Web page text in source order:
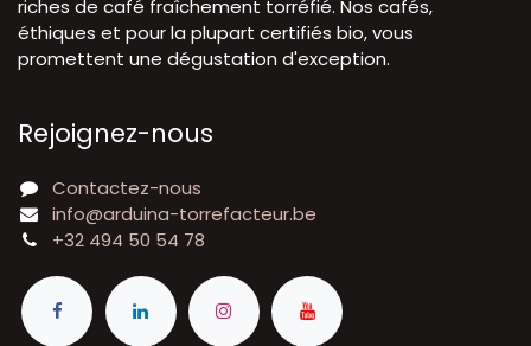
riches de café fraîchement torréfié. Nos cafés,
éthiques et pour la plupart certifiés bio, vous
promettent une dégustation d'exception.
Rejoignez-nous
Contactez-nous
info@arduina-torrefacteur.be
+32 494 50 54 78